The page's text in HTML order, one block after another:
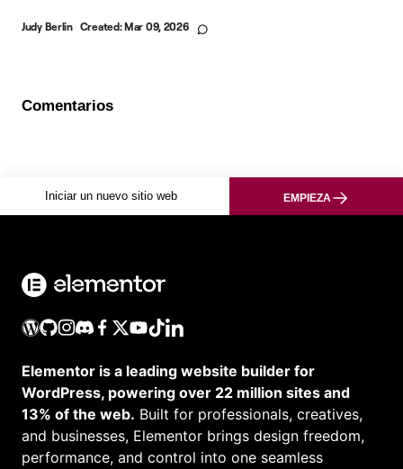
Judy Berlin Created:Mar 09, 2026
Comentarios
Iniciar un nuevo sitio web EMPIEZA
Elementor is a leading website builder for
WordPress, powering over 22 million sites and
13% of the web. Built for professionals, creatives,
and businesses, Elementor brings design freedom,
performance, and control into one seamless